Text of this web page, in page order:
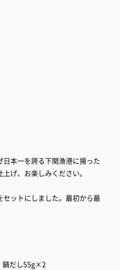
本一を誇る下関漁港に揚った
げ、お楽しみください。
ットにしました。最初から最
鍋だし55g×2